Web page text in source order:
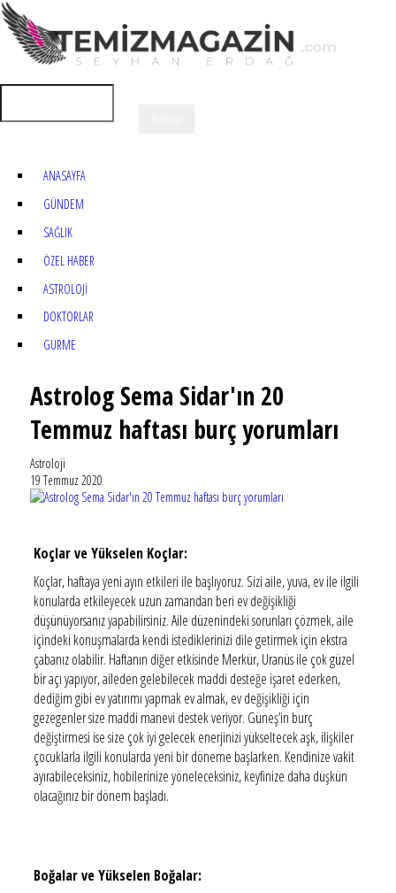
ANASAYFA
GÜNDEM
SAĞLIK
ÖZEL HABER
ASTROLOJİ
DOKTORLAR
GURME
Astrolog Sema Sidar'ın 20
Temmuz haftası burç yorumları
Astroloji
19 Temmuz 2020
Koçlar ve Yükselen Koçlar:
Koçlar, haftaya yeni ayın etkileri ile başlıyoruz. Sizi aile, yuva, ev ile ilgili
konularda etkileyecek uzun zamandan beri ev değişikliği
düşünüyorsanız yapabilirsiniz. Aile düzenindeki sorunları çözmek, aile
içindeki konuşmalarda kendi istediklerinizi dile getirmek için ekstra
çabanız olabilir. Haftanın diğer etkisinde Merkür, Uranüs ile çok güzel
bir açı yapıyor, aileden gelebilecek maddi desteğe işaret ederken,
dediğim gibi ev yatırımı yapmak ev almak, ev değişikliği için
gezegenler size maddi manevi destek veriyor. Güneş’in burç
değiştirmesi ise size çok iyi gelecek enerjinizi yükseltecek aşk, ilişkiler
çocuklarla ilgili konularda yeni bir döneme başlarken. Kendinize vakit
ayırabileceksiniz, hobilerinize yöneleceksiniz, keyfinize daha düşkün
olacağınız bir dönem başladı.
Boğalar ve Yükselen Boğalar: